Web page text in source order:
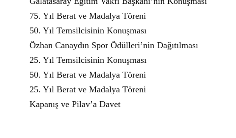
75. Yıl Berat ve Madalya Töreni
50. Yıl Temsilcisinin Konuşması
Özhan Canaydın Spor Ödülleri’nin Dağıtılması
25. Yıl Temsilcisinin Konuşması
50. Yıl Berat ve Madalya Töreni
25. Yıl Berat ve Madalya Töreni
Kapanış ve Pilav’a Davet